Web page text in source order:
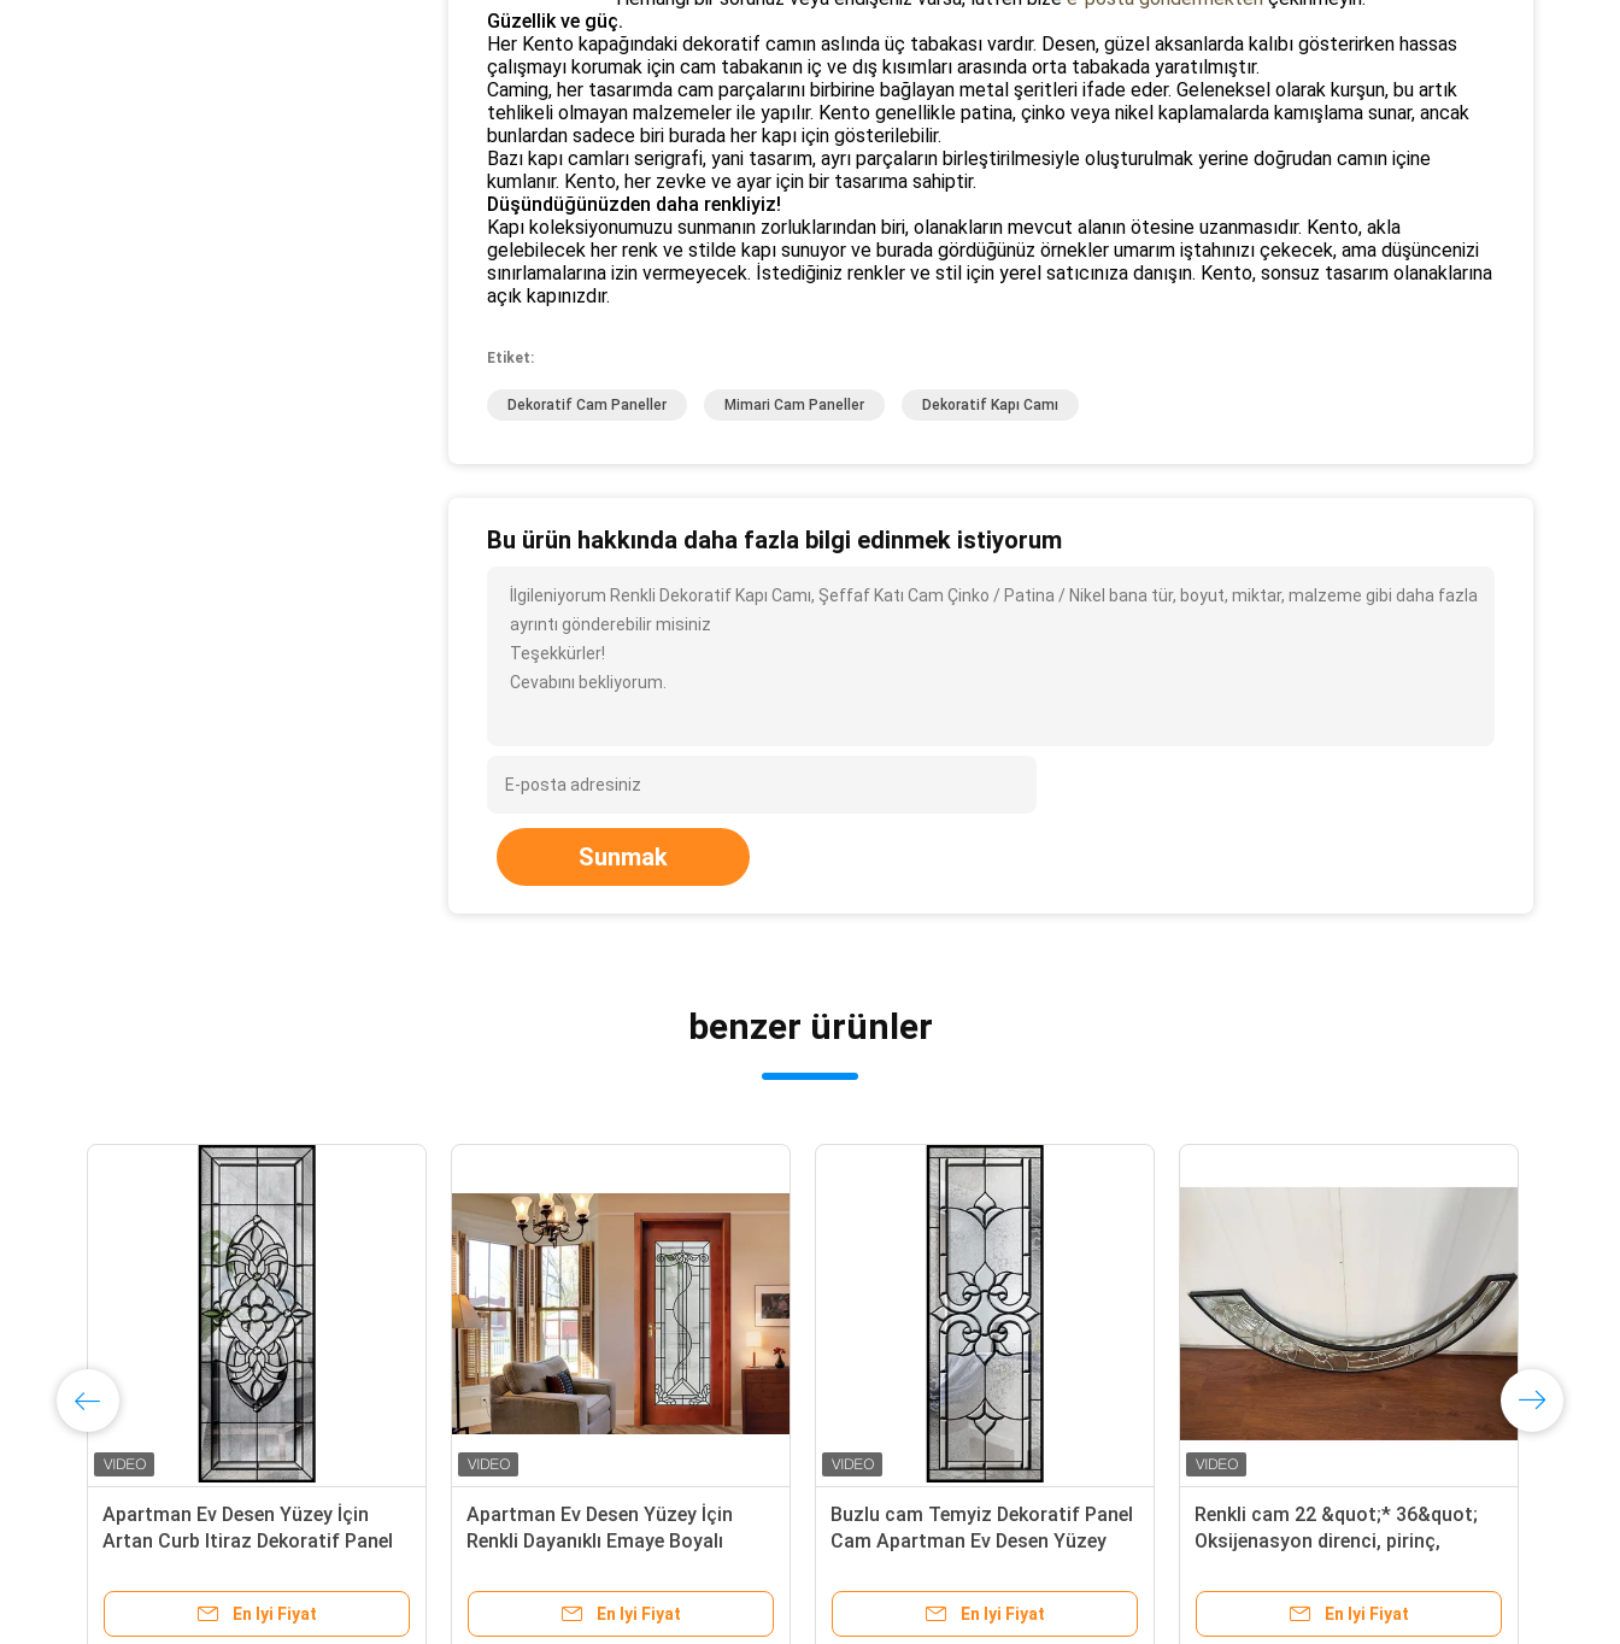
Güzellik ve güç.
Her Kento kapağındaki dekoratif camın aslında üç tabakası vardır. Desen, güzel aksanlarda kalıbı gösterirken hassas
çalışmayı korumak için cam tabakanın iç ve dış kısımları arasında orta tabakada yaratılmıştır.
Caming, her tasarımda cam parçalarını birbirine bağlayan metal şeritleri ifade eder. Geleneksel olarak kurşun, bu artık
tehlikeli olmayan malzemeler ile yapılır. Kento genellikle patina, çinko veya nikel kaplamalarda kamışlama sunar, ancak
bunlardan sadece biri burada her kapı için gösterilebilir.
Bazı kapı camları serigrafi, yani tasarım, ayrı parçaların birleştirilmesiyle oluşturulmak yerine doğrudan camın içine
kumlanır. Kento, her zevke ve ayar için bir tasarıma sahiptir.
Düşündüğünüzden daha renkliyiz!
Kapı koleksiyonumuzu sunmanın zorluklarından biri, olanakların mevcut alanın ötesine uzanmasıdır. Kento, akla
gelebilecek her renk ve stilde kapı sunuyor ve burada gördüğünüz örnekler umarım iştahınızı çekecek, ama düşüncenizi
sınırlamalarına izin vermeyecek. İstediğiniz renkler ve stil için yerel satıcınıza danışın. Kento, sonsuz tasarım olanaklarına
açık kapınızdır.
Etiket:
Dekoratif Cam Paneller Mimari Cam Paneller Dekoratif Kapı Camı
Bu ürün hakkında daha fazla bilgi edinmek istiyorum
İlgileniyorum Renkli Dekoratif Kapı Camı, Şeffaf Katı Cam Çinko / Patina / Nikel bana tür, boyut, miktar, malzeme gibi daha fazla
ayrıntı gönderebilir misiniz
Teşekkürler!
Cevabını bekliyorum.
Sunmak
benzer ürünler
Apartman Ev Desen Yüzey İçin
Artan Curb Itiraz Dekoratif Panel
En Iyi Fiyat
Apartman Ev Desen Yüzey İçin
Renkli Dayanıklı Emaye Boyalı
En Iyi Fiyat
Buzlu cam Temyiz Dekoratif Panel
Cam Apartman Ev Desen Yüzey
En Iyi Fiyat
Renkli cam 22 &quot;* 36&quot;
Oksijenasyon direnci, pirinç,
dayanıklı
En Iyi Fiyat